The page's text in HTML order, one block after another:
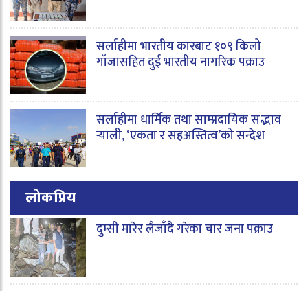
सर्लाहीमा भारतीय कारबाट १०९ किलो
गाँजासहित दुई भारतीय नागरिक पक्राउ
सर्लाहीमा धार्मिक तथा साम्प्रदायिक सद्भाव
र्‍याली, ‘एकता र सहअस्तित्व’को सन्देश
लोकप्रिय
दुम्सी मारेर लैजाँदै गरेका चार जना पक्राउ